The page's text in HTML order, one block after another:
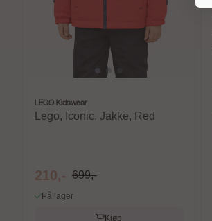
LEGO Kidswear
Lego, Iconic, Jakke, Red
210,- 699,-
På lager
Kjøp